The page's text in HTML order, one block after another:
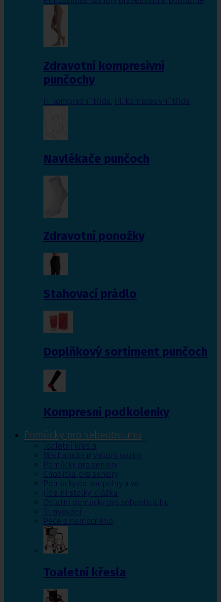
Zdravotní kompresivní
punčochy
II. kompresní třída III. kompresivní třída
Navlékače punčoch
Zdravotní ponožky
Stahovací prádlo
Doplňkový sortiment punčoch
Kompresní podkolenky
Pomůcky pro sebeobsluhu
Toaletní křesla
Mechanické invalidní vozíky
Pomůcky pro seniory
Chodítka pro seniory
Pomůcky do koupelny a wc
Jídelní stolky k lůžku
Ostatní pomůcky pro sebeobsluhu
Stravování
Péče o nemocného
Toaletní křesla